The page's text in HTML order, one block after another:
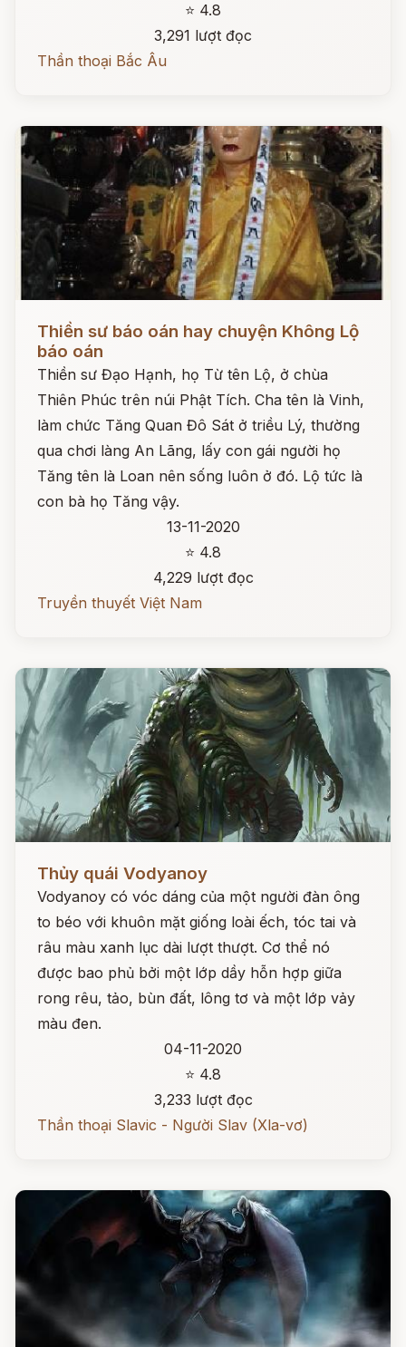
⭐ 4.8
3,291 lượt đọc
Thần thoại Bắc Âu
Đọc ngay
Thiền sư báo oán hay chuyện Không Lộ
báo oán
Thiền sư Đạo Hạnh, họ Từ tên Lộ, ở chùa
Thiên Phúc trên núi Phật Tích. Cha tên là Vinh,
làm chức Tăng Quan Đô Sát ở triều Lý, thường
qua chơi làng An Lãng, lấy con gái người họ
Tăng tên là Loan nên sống luôn ở đó. Lộ tức là
con bà họ Tăng vậy.
13-11-2020
⭐ 4.8
4,229 lượt đọc
Truyền thuyết Việt Nam
Thủy quái Vodyanoy
Vodyanoy có vóc dáng của một người đàn ông
to béo với khuôn mặt giống loài ếch, tóc tai và
râu màu xanh lục dài lượt thượt. Cơ thể nó
được bao phủ bởi một lớp dầy hỗn hợp giữa
rong rêu, tảo, bùn đất, lông tơ và một lớp vảy
màu đen.
04-11-2020
⭐ 4.8
3,233 lượt đọc
Thần thoại Slavic - Người Slav (Xla-vơ)